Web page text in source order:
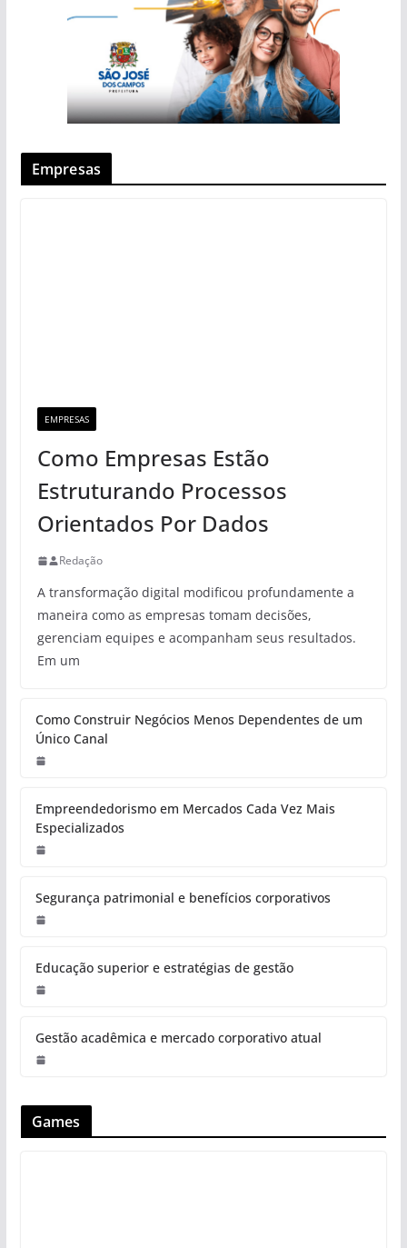
Empresas
EMPRESAS
Como Empresas Estão
Estruturando Processos
Orientados Por Dados
Redação
A transformação digital modificou profundamente a
maneira como as empresas tomam decisões,
gerenciam equipes e acompanham seus resultados.
Em um
Como Construir Negócios Menos Dependentes de um
Único Canal
Empreendedorismo em Mercados Cada Vez Mais
Especializados
Segurança patrimonial e benefícios corporativos
Educação superior e estratégias de gestão
Gestão acadêmica e mercado corporativo atual
Games